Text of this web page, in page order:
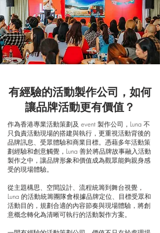
有經驗的活動製作公司，如何
讓品牌活動更有價值？
作為香港專業活動策劃及 event 製作公司，Luna 不
只負責活動現場的搭建與執行，更重視活動背後的
品牌訊息、受眾體驗和商業目標。憑藉多年活動策
劃經驗和創意觸覺，Luna 善於將品牌故事融入活動
製作之中，讓品牌形象和價值成為觀眾能夠親身感
受的現場體驗。
從主題構思、空間設計、流程統籌到舞台視覺，
Luna 的活動統籌團隊會根據品牌定位、目標受眾和
活動目的，規劃合適的內容節奏與現場體驗，將創
意概念轉化為清晰可執行的活動製作方案。